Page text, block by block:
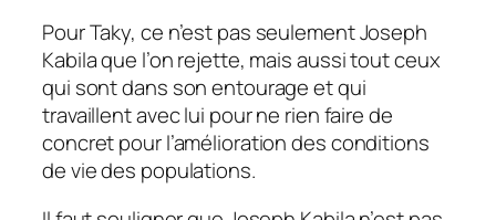
Pour Taky, ce n’est pas seulement Joseph
Kabila que l’on rejette, mais aussi tout ceux
qui sont dans son entourage et qui
travaillent avec lui pour ne rien faire de
concret pour l’amélioration des conditions
de vie des populations.